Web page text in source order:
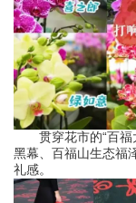
贯穿花市的“百福
黑幕、百福山生态福
礼感。